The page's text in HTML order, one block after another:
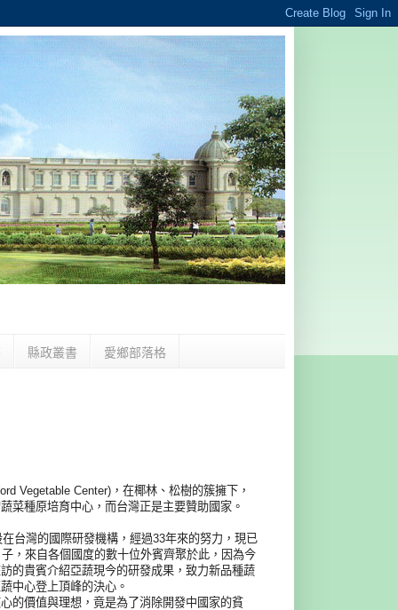
縣政叢書 愛鄉部落格
Vegetable Center)，在椰林、松樹的簇擁下，
菜種原培育中心，而台灣正是主要贊助國家。
台灣的國際研發機構，經過33年來的努力，現已
，來自各個國度的數十位外賓齊聚於此，因為今
的貴賓介紹亞蔬現今的研發成果，致力新品種蔬
中心登上頂峰的決心。
的價值與理想，竟是為了消除開發中國家的貧